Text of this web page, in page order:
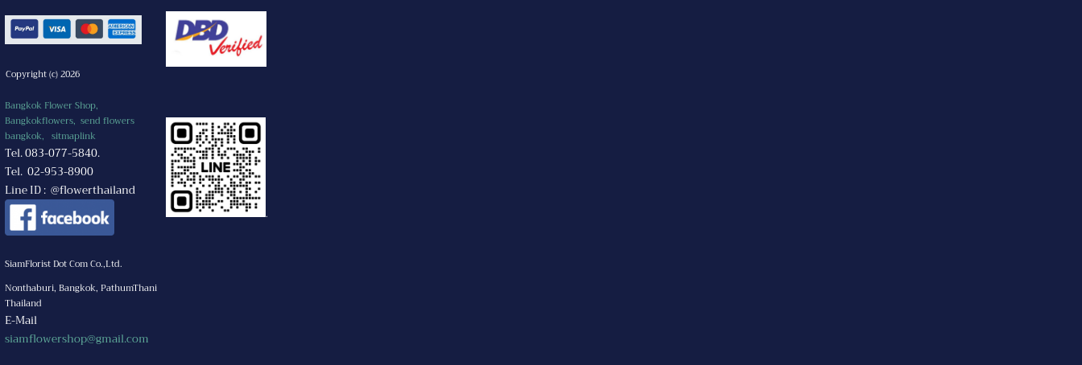
Copyright (c) 2026
Bangkok Flower Shop,
Bangkokflowers, send flowers
bangkok, sitmaplink
Tel. 083-077-5840.
Tel. 02-953-8900
Line ID : @flowerthailand
.
SiamFlorist Dot Com Co.,Ltd.
Nonthaburi, Bangkok, PathumThani
Thailand
E-Mail
siamflowershop@gmail.com